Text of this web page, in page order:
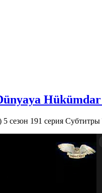
Hükümdar
191 серия Субтитры